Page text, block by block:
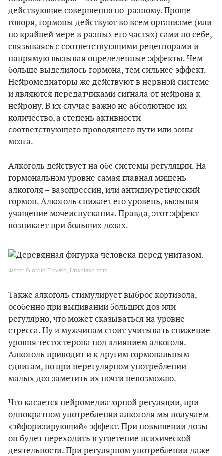
действующие совершенно по-разному. Проще
говоря, гормоны действуют во всем организме (или
по крайней мере в разных его частях) сами по себе,
связываясь с соответствующими рецепторами и
напрямую вызывая определенные эффекты. Чем
больше выделилось гормона, тем сильнее эффект.
Нейромедиаторы же действуют в нервной системе
и являются передатчиками сигнала от нейрона к
нейрону. В их случае важно не абсолютное их
количество, а степень активности
соответствующего проводящего пути или зоны
мозга.
Алкоголь действует на обе системы регуляции. На
гормональном уровне самая главная мишень
алкоголя – вазопрессин, или антидиуретический
гормон. Алкоголь снижает его уровень, вызывая
учащение мочеиспускания. Правда, этот эффект
возникает при больших дозах.
Фото: Giorgio Trovato, Unsplash.com.
Также алкоголь стимулирует выброс кортизола,
особенно при выпивании больших доз или
регулярно, что может сказываться на уровне
стресса. Ну и мужчинам стоит учитывать снижение
уровня тестостерона под влиянием алкоголя.
Алкоголь приводит и к другим гормональным
сдвигам, но при нерегулярном употреблении
малых доз заметить их почти невозможно.
Что касается нейромедиаторной регуляции, при
однократном употреблении алкоголя мы получаем
«эйфоризирующий» эффект. При повышении дозы
он будет переходить в угнетение психической
деятельности. При регулярном употреблении даже